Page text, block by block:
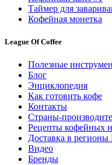
Таймер для
Кофейная монетка
League Of Coffee
Полезные
Блог
Энциклопедия
Как готовить кофе
Контакты
Страны-
Рецепты кофейных
Доставка в регионы
Видео
Бренды